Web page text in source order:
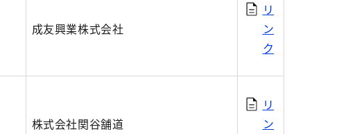
成友興業株式会社
リ
ン
ク
株式会社関谷舗道
リ
ン